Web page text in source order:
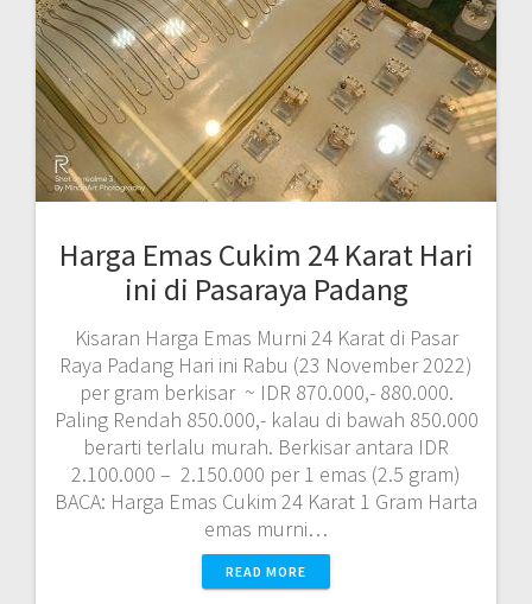
Harga Emas Cukim 24 Karat Hari
ini di Pasaraya Padang
Kisaran Harga Emas Murni 24 Karat di Pasar
Raya Padang Hari ini Rabu (23 November 2022)
per gram berkisar ~ IDR 870.000,- 880.000.
Paling Rendah 850.000,- kalau di bawah 850.000
berarti terlalu murah. Berkisar antara IDR
2.100.000 – 2.150.000 per 1 emas (2.5 gram)
BACA: Harga Emas Cukim 24 Karat 1 Gram Harta
emas murni…
READ MORE